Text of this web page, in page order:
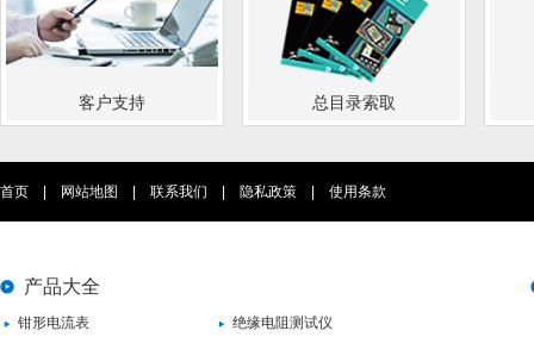
客户支持 总目录索取
首页 网站地图 联系我们 隐私政策 使用条款
产品大全
钳形电流表 绝缘电阻测试仪